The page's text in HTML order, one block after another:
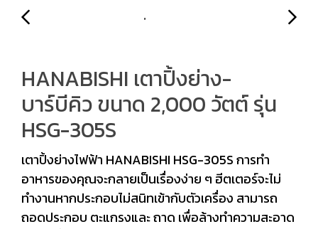
HANABISHI เตาปิ้งย่าง-
บาร์บีคิว ขนาด 2,000 วัตต์ รุ่น
HSG-305S
เตาปิ้งย่างไฟฟ้า HANABISHI HSG-305S การทำ
อาหารของคุณจะกลายเป็นเรื่องง่าย ๆ ฮีตเตอร์จะไม่
ทำงานหากประกอบไม่สนิทเข้ากับตัวเครื่อง สามารถ
ถอดประกอบ ตะแกรงและ ถาด เพื่อล้างทำความสะอาด